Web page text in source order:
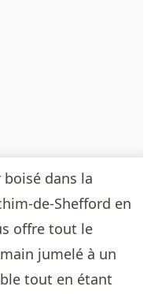
dans la
de-Shefford en
offre tout le
jumelé à un
tout en étant